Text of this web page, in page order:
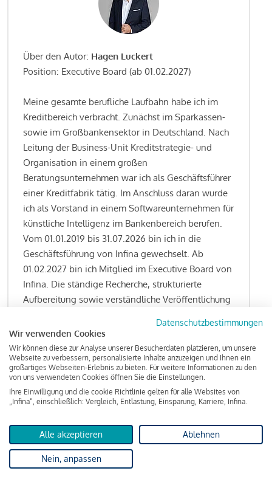
Über den Autor: Hagen Luckert
Position: Executive Board (ab 01.02.2027)
Meine gesamte berufliche Laufbahn habe ich im
Kreditbereich verbracht. Zunächst im Sparkassen-
sowie im Großbankensektor in Deutschland. Nach
Leitung der Business-Unit Kreditstrategie- und
Organisation in einem großen
Beratungsunternehmen war ich als Geschäftsführer
einer Kreditfabrik tätig. Im Anschluss daran wurde
ich als Vorstand in einem Softwareunternehmen für
künstliche Intelligenz im Bankenbereich berufen.
Vom 01.01.2019 bis 31.07.2026 bin ich in die
Geschäftsführung von Infina gewechselt. Ab
01.02.2027 bin ich Mitglied im Executive Board von
Infina. Die ständige Recherche, strukturierte
Aufbereitung sowie verständliche Veröffentlichung
Kreditgeschäft gehören zu den wesentlichen
Schwerpunktsetzungen meiner Funktion.
Lesen Sie meine Finanzierungs-Tipps
KreditindexDas Wohnkredit Barometer
Datenschutzbestimmungen
Wir verwenden Cookies
Wir können diese zur Analyse unserer Besucherdaten platzieren, um unsere
Webseite zu verbessern, personalisierte Inhalte anzuzeigen und Ihnen ein
großartiges Webseiten-Erlebnis zu bieten. Für weitere Informationen zu den
von uns verwendeten Cookies öffnen Sie die Einstellungen.
Ihre Einwilligung und die cookie Richtlinie gelten für alle Websites von
„Infina“, einschließlich: Vergleich, Entlastung, Einsparung, Karriere, Infina.
Alle akzeptieren Ablehnen
Nein, anpassen